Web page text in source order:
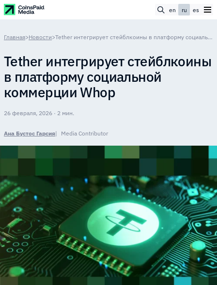
en ru es
Главная>Новости> Tether интегрирует стейблкоины в платформу социальной коммерции Whop
Tether интегрирует стейблкоины
в платформу социальной
коммерции Whop
26 февраля, 2026 · 2 мин.
Ана Бустос Гарсия Media Contributor